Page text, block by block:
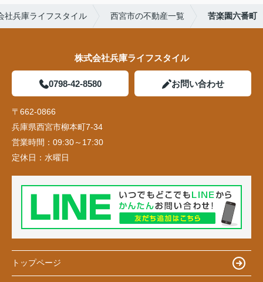
社兵庫ライフスタイル 西宮市の不動産一覧 苦楽園六番町
株式会社兵庫ライフスタイル
0798-42-8580 お問い合わせ
〒662-0866
兵庫県西宮市柳本町7-34
営業時間： 09:30～17:30
定休日： 水曜日
トップページ